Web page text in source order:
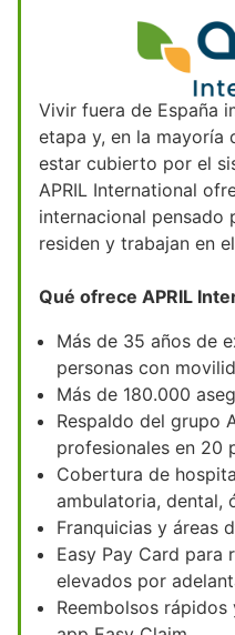
Vivir fuera de España
etapa y, en la mayoría
estar cubierto por el
APRIL International
internacional pensado
residen y trabajan en
Qué ofrece APRIL
Más de 35 años de
personas con
Más de 180.000
Respaldo del grupo
profesionales en 20
Cobertura de
ambulatoria, dental,
Franquicias y áreas
Easy Pay Card para
elevados por
Reembolsos